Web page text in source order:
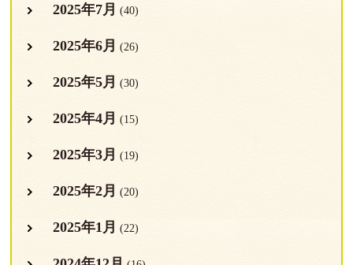
2025年7月 (40)
2025年6月 (26)
2025年5月 (30)
2025年4月 (15)
2025年3月 (19)
2025年2月 (20)
2025年1月 (22)